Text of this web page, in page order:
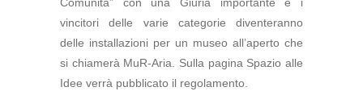
vincitori delle varie categorie diventeranno
delle installazioni per un museo all’aperto che
si chiamerà MuR-Aria. Sulla pagina Spazio alle
Idee verrà pubblicato il regolamento.